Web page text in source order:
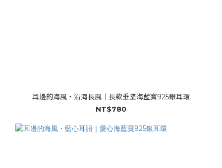
耳邊的海風・沿海長風｜長款垂墜海藍寶925銀耳環
NT$780